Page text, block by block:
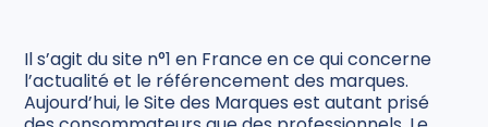
Il s’agit du site n°1 en France en ce qui concerne
l’actualité et le référencement des marques.
Aujourd’hui, le Site des Marques est autant prisé